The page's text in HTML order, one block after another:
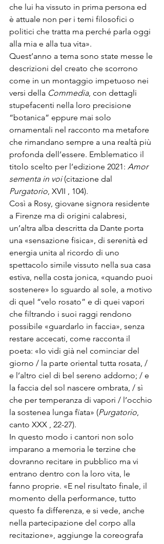
che lui ha vissuto in prima persona ed
è attuale non per i temi filosofici o
politici che tratta ma perché parla oggi
alla mia e alla tua vita».
Quest’anno a tema sono state messe le
descrizioni del creato che scorrono
come in un montaggio impetuoso nei
versi della Commedia, con dettagli
stupefacenti nella loro precisione
“botanica” eppure mai solo
ornamentali nel racconto ma metafore
che rimandano sempre a una realtà più
profonda dell’essere. Emblematico il
titolo scelto per l’edizione 2021: Amor
sementa in voi (citazione dal
Purgatorio, XVII , 104).
Così a Rosy, giovane signora residente
a Firenze ma di origini calabresi,
un’altra alba descritta da Dante porta
una «sensazione fisica», di serenità ed
energia unita al ricordo di uno
spettacolo simile vissuto nella sua casa
estiva, nella costa jonica, «quando puoi
sostenere» lo sguardo al sole, a motivo
di quel “velo rosato” e di quei vapori
che filtrando i suoi raggi rendono
possibile «guardarlo in faccia», senza
restare accecati, come racconta il
poeta: «Io vidi già nel cominciar del
giorno / la parte oriental tutta rosata, /
e l’altro ciel di bel sereno addorno; / e
la faccia del sol nascere ombrata, / sì
che per temperanza di vapori / l’occhio
la sostenea lunga fïata» (Purgatorio,
canto XXX , 22-27).
In questo modo i cantori non solo
imparano a memoria le terzine che
dovranno recitare in pubblico ma vi
entrano dentro con la loro vita, le
fanno proprie. «E nel risultato finale, il
momento della performance, tutto
questo fa differenza, e si vede, anche
nella partecipazione del corpo alla
recitazione», aggiunge la coreografa